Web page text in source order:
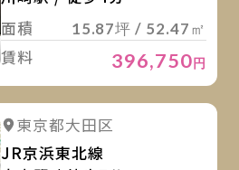
面積
15.87坪 / 52.47㎡
賃料 396,750円
詳細を見る
東京都大田区
JR京浜東北線